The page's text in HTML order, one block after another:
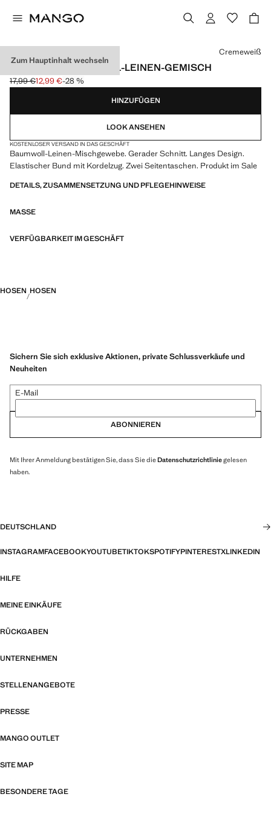
Zum Hauptinhalt wechseln
HOSE AUS BAUMWOLL-LEINEN-GEMISCH
Ausgangspreis durchgestrichen [17,99 € ]
17,99 €
Aktueller Preis [12,99 € ]
12,99 €-28 %
Wählen Sie eine Farbe
Cremeweiß
HINZUFÜGEN
LOOK ANSEHEN
KOSTENLOSER VERSAND IN DAS GESCHÄFT
Baumwoll-Leinen-Mischgewebe. Gerader Schnitt. Langes Design.
Elastischer Bund mit Kordelzug. Zwei Seitentaschen. Produkt im Sale
DETAILS, ZUSAMMENSETZUNG UND PFLEGEHINWEISE
MASSE
VERFÜGBARKEIT IM GESCHÄFT
HOSEN HOSEN
Sichern Sie sich exklusive Aktionen, private Schlussverkäufe und
Neuheiten
E-Mail
ABONNIEREN
Mit Ihrer Anmeldung bestätigen Sie, dass Sie dieDatenschutzrichtliniegelesen
haben.
DEUTSCHLAND
INSTAGRAMFACEBOOKYOUTUBETIKTOKSPOTIFYPINTERESTXLINKEDIN
HILFE
MEINE EINKÄUFE
RÜCKGABEN
UNTERNEHMEN
STELLENANGEBOTE
PRESSE
MANGO OUTLET
SITE MAP
BESONDERE TAGE